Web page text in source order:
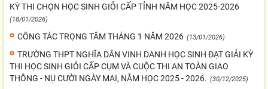
KỲ THI CHỌN HỌC SINH GIỎI CẤP TỈNH NĂM HỌC 2025-2026
(18/01/2026)
CÔNG TÁC TRỌNG TÂM THÁNG 1 NĂM 2026 (13/01/2026)
TRƯỜNG THPT NGHĨA DÂN VINH DANH HỌC SINH ĐẠT GIẢI KỲ
THI HỌC SINH GIỎI CẤP CỤM VÀ CUỘC THI AN TOÀN GIAO
THÔNG - NỤ CƯỜI NGÀY MAI, NĂM HỌC 2025 - 2026. (30/12/2025)